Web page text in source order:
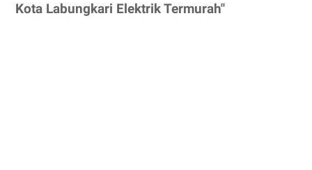
Kota Labungkari Elektrik Termurah"